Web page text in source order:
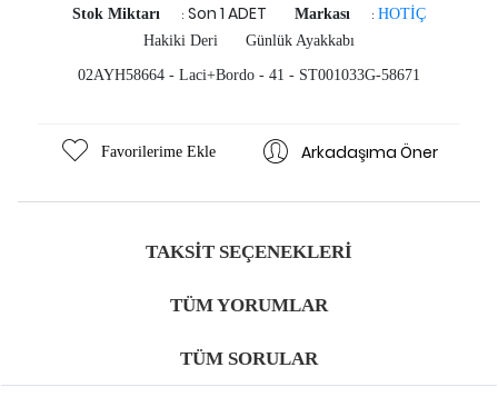
Stok Miktarı : Son 1 ADET Markası : HOTİÇ
Hakiki Deri
Günlük Ayakkabı
02AYH58664 - Laci+Bordo - 41 - ST001033G-58671
Favorilerime Ekle Arkadaşıma Öner
TAKSIT SEÇENEKLERI
TÜM YORUMLAR
TÜM SORULAR